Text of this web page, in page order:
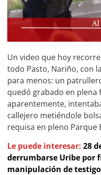
Un video que hoy
todo Pasto, Nariño, con
para menos: un
quedó grabado en plena
aparentemente,
callejero metiéndole
requisa en pleno Parque
Le puede interesar: 28
derrumbarse Uribe por
manipulación de